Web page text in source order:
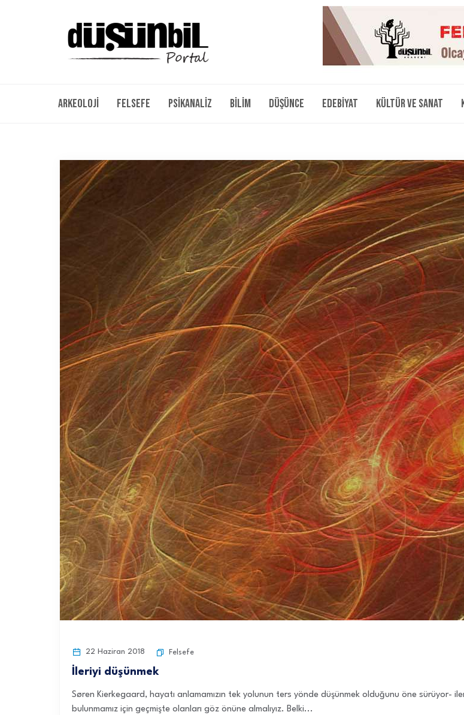
Arkeoloji Felsefe Psikanaliz Bilim Düşünce Edebiyat Kültür ve Sanat
22 Haziran 2018 Felsefe
İleriyi düşünmek
Søren Kierkegaard, hayatı anlamamızın tek yolunun ters yönde düşünmek olduğunu öne sürüyor-
bulunmamız için geçmişte olanları göz önüne almalıyız. Belki...